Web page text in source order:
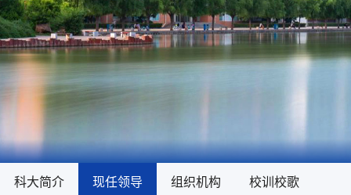
科大简介 现任领导 组织机构 校训校歌
科大简介 现任领导 组织机构 校训校歌